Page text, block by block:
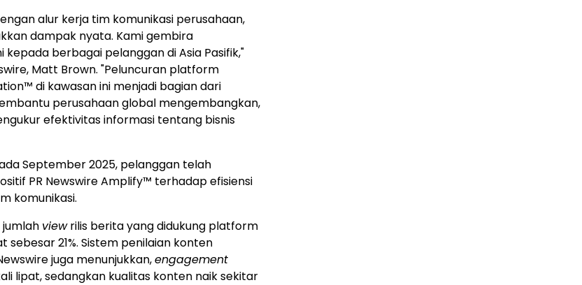
alur kerja tim komunikasi perusahaan,
dampak nyata. Kami gembira
kepada berbagai pelanggan di Asia Pasifik,"
Matt Brown. "Peluncuran platform
di kawasan ini menjadi bagian dari
perusahaan global mengembangkan,
efektivitas informasi tentang bisnis
September 2025, pelanggan telah
PR Newswire Amplify™ terhadap efisiensi
komunikasi.
viewrilis berita yang didukung platform
21%. Sistem penilaian konten
juga menunjukkan,engagement
lipat, sedangkan kualitas konten naik sekitar